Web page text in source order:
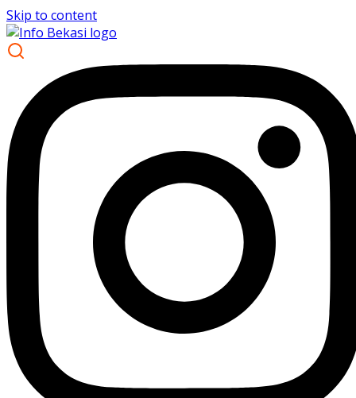
Skip to content